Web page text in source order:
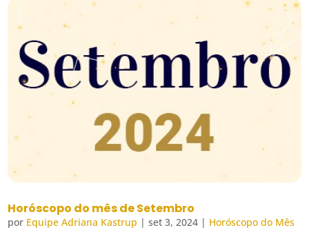
Horóscopo do mês de Setembro
por Equipe Adriana Kastrup |set 3, 2024 | Horóscopo do Mês